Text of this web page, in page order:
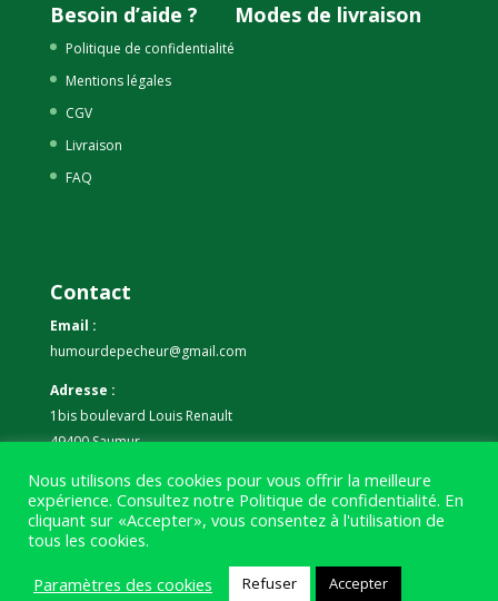
Besoin d’aide ?
Politique de confidentialité
Mentions légales
CGV
Livraison
FAQ
Modes de livraison
Contact
Email :
humourdepecheur@gmail.com
Adresse :
1bis boulevard Louis Renault
49400 Saumur
Téléphone :
07 59 61 06 63
Nous utilisons des cookies pour vous offrir la meilleure
expérience. Consultez notre Politique de confidentialité. En
cliquant sur «Accepter», vous consentez à l'utilisation de
tous les cookies.
Paramètres des cookies
Refuser Accepter